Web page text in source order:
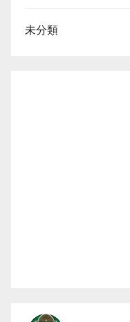
未分類